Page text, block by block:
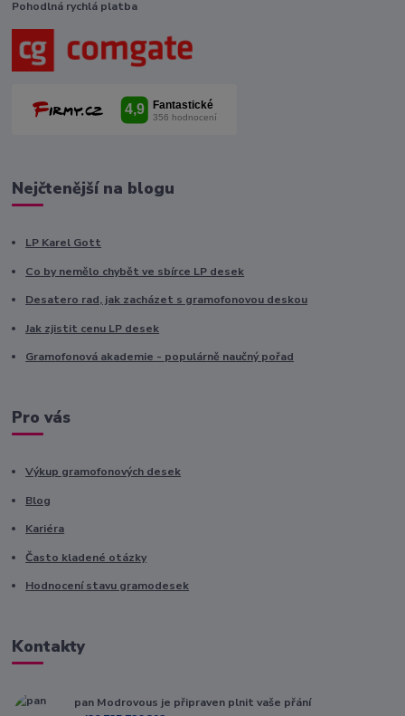
Pohodlná rychlá platba
Nejčtenější na blogu
LP Karel Gott
Co by nemělo chybět ve sbírce LP desek
Desatero rad, jak zacházet s gramofonovou deskou
Jak zjistit cenu LP desek
Gramofonová akademie - populárně naučný pořad
Pro vás
Výkup gramofonových desek
Blog
Kariéra
Často kladené otázky
Hodnocení stavu gramodesek
Kontakty
pan Modrovous je připraven plnit vaše přání